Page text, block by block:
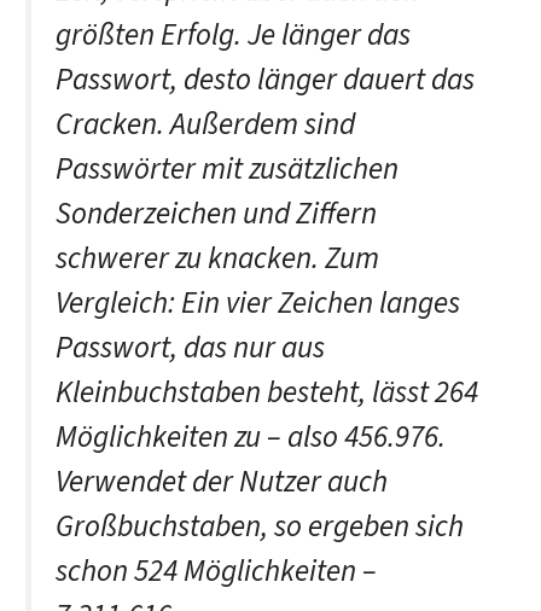
größten Erfolg. Je länger das
Passwort, desto länger dauert das
Cracken. Außerdem sind
Passwörter mit zusätzlichen
Sonderzeichen und Ziffern
schwerer zu knacken. Zum
Vergleich: Ein vier Zeichen langes
Passwort, das nur aus
Kleinbuchstaben besteht, lässt 264
Möglichkeiten zu – also 456.976.
Verwendet der Nutzer auch
Großbuchstaben, so ergeben sich
schon 524 Möglichkeiten –